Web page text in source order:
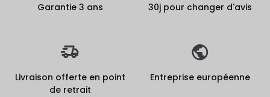
Garantie 3 ans 30j pour changer d'avis
Livraison offerte en point
de retrait
Entreprise européenne